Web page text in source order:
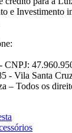
e Investimento
- Vila Santa
– Todos os